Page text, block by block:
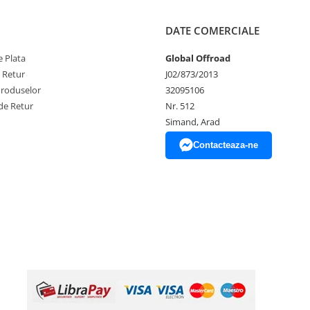
Plata
Retur
Retur
DATE COMERCIALE
Global Offroad
J02/873/2013
32095106
Nr. 512
Simand, Arad
Contacteaza-ne